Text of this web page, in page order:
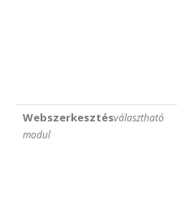
Webszerkesztésválasztható
modul